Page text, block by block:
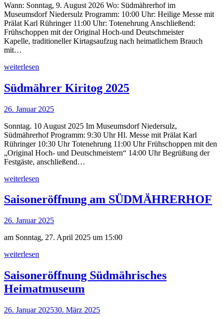
Wann: Sonntag, 9. August 2026 Wo: Südmährerhof im
Museumsdorf Niedersulz Programm: 10:00 Uhr: Heilige Messe mit
Prälat Karl Rühringer 11:00 Uhr: Totenehrung Anschließend:
Frühschoppen mit der Original Hoch-und Deutschmeister
Kapelle, traditioneller Kirtagsaufzug nach heimatlichem Brauch
mit…
weiterlesen
Südmährer Kiritog 2025
26. Januar 2025
Sonntag. 10 August 2025 Im Museumsdorf Niedersulz,
Südmährerhof Programm: 9:30 Uhr Hl. Messe mit Prälat Karl
Rühringer 10:30 Uhr Totenehrung 11:00 Uhr Frühschoppen mit den
„Original Hoch- und Deutschmeistern“ 14:00 Uhr Begrüßung der
Festgäste, anschließend…
weiterlesen
Saisoneröffnung am SÜDMÄHRERHOF
26. Januar 2025
am Sonntag, 27. April 2025 um 15:00
weiterlesen
Saisoneröffnung Südmährisches
Heimatmuseum
26. Januar 202530. März 2025